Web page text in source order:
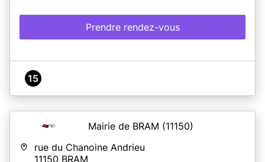
Prendre rendez-vous
15
Mairie de BRAM (11150)
rue du Chanoine Andrieu
11150 BRAM